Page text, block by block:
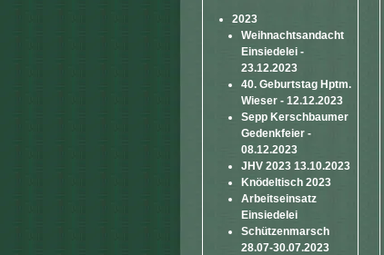
2023
Weihnachtsandacht
Einsiedelei -
23.12.2023
40. Geburtstag Hptm.
Wieser - 12.12.2023
Sepp Kerschbaumer
Gedenkfeier -
08.12.2023
JHV 2023 13.10.2023
Knödeltisch 2023
Arbeitseinsatz
Einsiedelei
Schützenmarsch
28.07-30.07.2023